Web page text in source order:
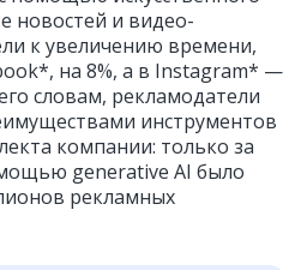
новостей и видео-
к увеличению времени,
на 8%, а в Instagram* —
словам, рекламодатели
инструментов
компании: только за
generative AI было
рекламных